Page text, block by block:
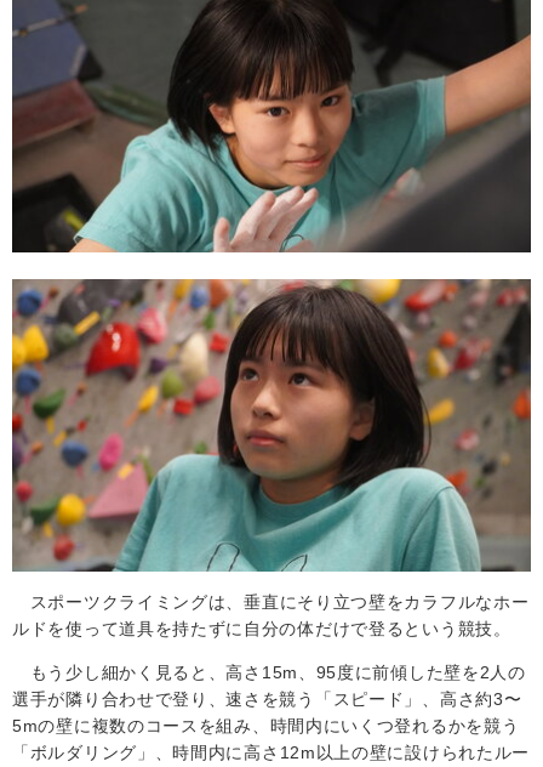
スポーツクライミングは、垂直にそり立つ壁をカラフルなホー
ルドを使って道具を持たずに自分の体だけで登るという競技。
もう少し細かく見ると、高さ 15m 95度に前傾した壁を2 人の
選手が隣り合わせで登り、速さを競う「スピード」、高さ約3〜
5mの壁に複数のコースを組み、時間内にいくつ登れるかを競う
「ボルダリング」、時間内に高さ 12m 以上の壁に設けられたルー